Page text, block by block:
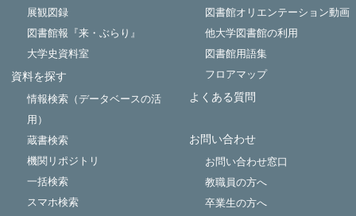
展観図録
図書館報『来・ぶらり』
大学史資料室
資料を探す
情報検索（データベースの活
用）
蔵書検索
機関リポジトリ
一括検索
スマホ検索
図書館オリエンテーション動画
他大学図書館の利用
図書館用語集
フロアマップ
よくある質問
お問い合わせ
お問い合わせ窓口
教職員の方へ
卒業生の方へ